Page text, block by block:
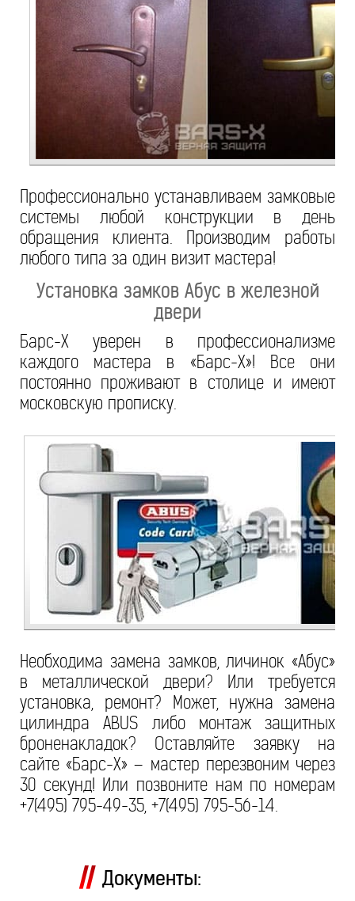
Профессионально устанавливаем замковые
системы любой конструкции в день
обращения клиента. Производим работы
любого типа за один визит мастера!
Установка замков Абус в железной
двери
Барс-Х уверен в профессионализме
каждого мастера в «Барс-Х»! Все они
постоянно проживают в столице и имеют
московскую прописку.
Необходима замена замков, личинок «Абус»
в металлической двери? Или требуется
установка, ремонт? Может, нужна замена
цилиндра ABUS либо монтаж защитных
броненакладок? Оставляйте заявку на
сайте «Барс-Х» – мастер перезвоним через
30 секунд! Или позвоните нам по номерам
+7(495) 795-49-35, +7(495) 795-56-14.
Документы: